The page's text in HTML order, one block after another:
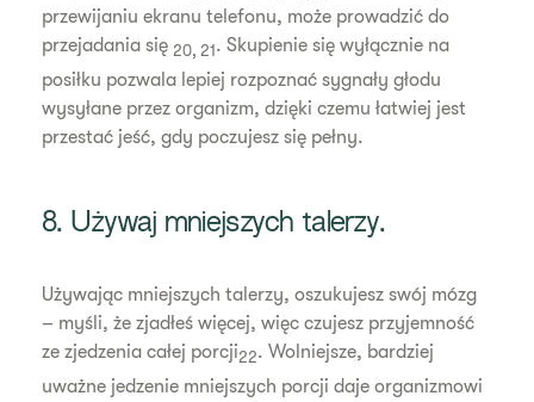
przewijaniu ekranu telefonu, może prowadzić do
przejadania się 20, 21 . Skupienie się wyłącznie na
posiłku pozwala lepiej rozpoznać sygnały głodu
wysyłane przez organizm, dzięki czemu łatwiej jest
przestać jeść, gdy poczujesz się pełny.
8. Używaj mniejszych talerzy.
Używając mniejszych talerzy, oszukujesz swój mózg
– myśli, że zjadłeś więcej, więc czujesz przyjemność
ze zjedzenia całej porcji22. Wolniejsze, bardziej
uważne jedzenie mniejszych porcji daje organizmowi